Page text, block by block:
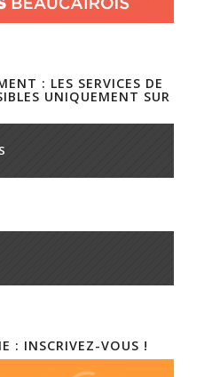
: LES SERVICES DE
UNIQUEMENT SUR
: INSCRIVEZ-VOUS !